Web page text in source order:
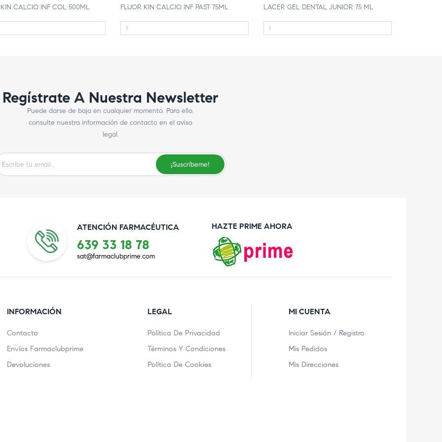
KIN CALCIO INF COL 500ML FLUOR KIN CALCIO INF PAST 75ML LACER GEL DENTAL JUNIOR 75 ML
Regístrate A Nuestra Newsletter
Puede darse de baja en cualquier momento. Para ello,
consulte nuestra información de contacto en el aviso
legal.
¡Suscríbeme!
ATENCIÓN FARMACÉUTICA
639 33 18 78
sat@farmaclubprime.com
HAZTE PRIME AHORA
INFORMACIÓN
Contacto
Envíos Farmaclubprime
Devoluciones
LEGAL
Política De Privacidad
Términos Y Condiciones
Política De Cookies
MI CUENTA
Iniciar Sesión / Registro
Mis Pedidos
Mis Direcciones